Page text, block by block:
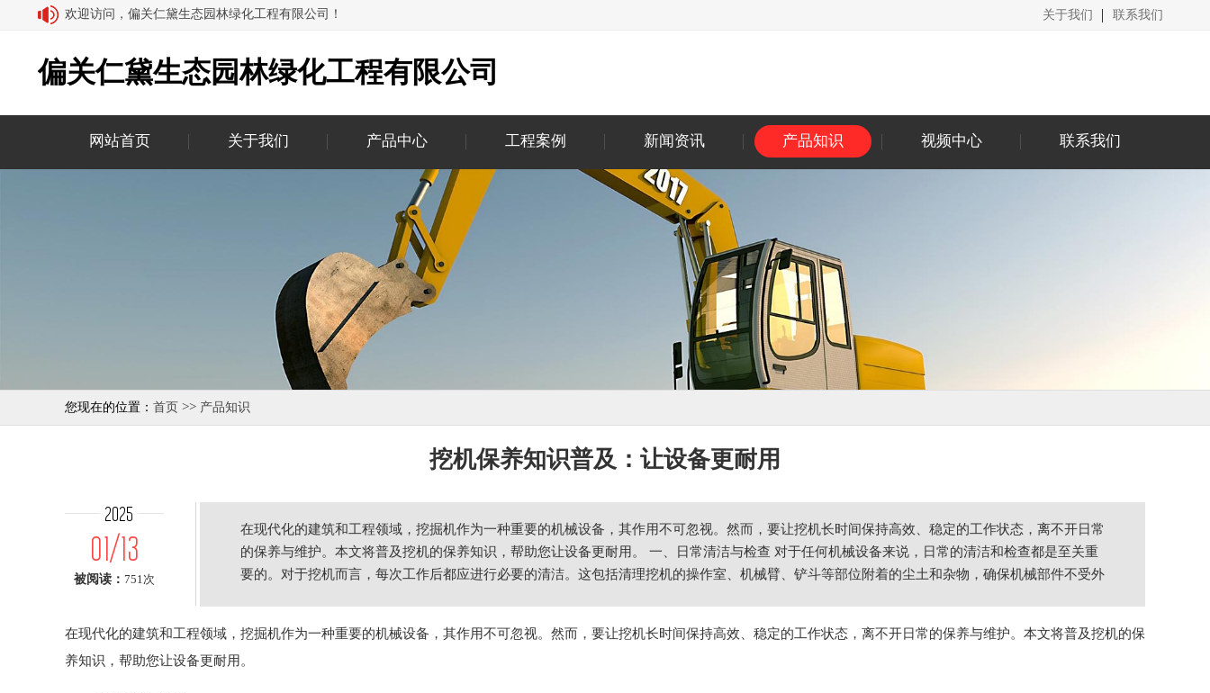
欢迎访问，偏关仁黛生态园林绿化工程有限公司！ 关于我们 联系我们
偏关仁黛生态园林绿化工程有限公司
网站首页 关于我们 产品中心 工程案例 新闻资讯 产品知识 视频中心 联系我们
您现在的位置： 首页 >> 产品知识
挖机保养知识普及：让设备更耐用
2025
01/13
被阅读： 751次
在现代化的建筑和工程领域，挖掘机作为一种重要的机械设备，其作用不可忽视。然而，要让挖机长时间保持高效、稳定的工作状态，离不开日常
的保养与维护。本文将普及挖机的保养知识，帮助您让设备更耐用。 一、日常清洁与检查 对于任何机械设备来说，日常的清洁和检查都是至关重
要的。对于挖机而言，每次工作后都应进行必要的清洁。这包括清理挖机的操作室、机械臂、铲斗等部位附着的尘土和杂物，确保机械部件不受外
在现代化的建筑和工程领域，挖掘机作为一种重要的机械设备，其作用不可忽视。然而，要让挖机长时间保持高效、稳定的工作状态，离不开日常的保养与维护。本文将普及挖机的保
养知识，帮助您让设备更耐用。